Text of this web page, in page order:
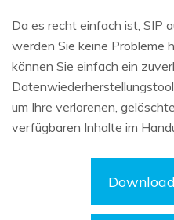
Da es recht einfach ist, SIP
werden Sie keine Probleme
können Sie einfach ein
um Ihre verlorenen,
verfügbaren Inhalte im